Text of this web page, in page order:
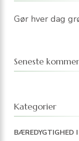
Gør hver dag
Seneste
Kategorier
BÆREDYGTIGHED